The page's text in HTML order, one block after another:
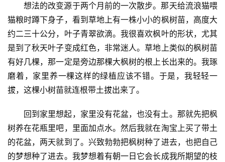
想法的改变源于两个月前的一次散步。那天给流浪猫喂
猫粮时蹲下身子，看到草地上有一株小小的枫树苗，高度大
约二三十公分，叶子青翠欲滴。我很喜欢枫叶的形状，尤其
是到了秋天叶子变成红色，非常迷人。草地上类似的枫树苗
有好几棵，那一定是旁边那棵大枫树的根上长出来的。我琢
磨着，家里养一棵这样的绿植应该不错。于是，我轻轻一
拔，这棵小树苗就连根带土拔出来了。
回到家里想起，家里没有花盆，也没有土。那就先把枫
树养在花瓶里吧，里面加点水。然后我就在淘宝上买了带土
的花盆，两天就到了。兴致勃勃把枫树种了进去，也把自己
的梦想种了进去。我梦想着有朝一日它会长成我所期望的枝